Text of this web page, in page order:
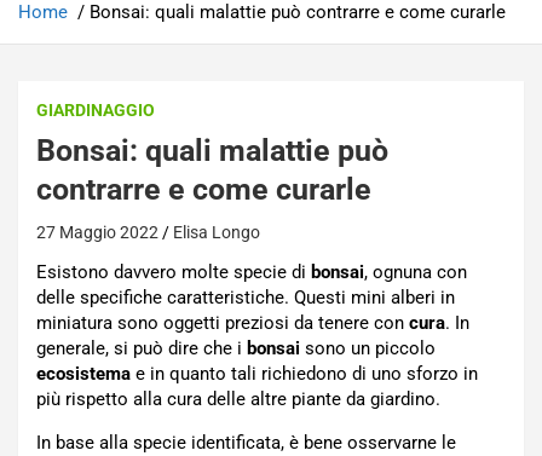
Home Bonsai: quali malattie può contrarre e come curarle
GIARDINAGGIO
Bonsai: quali malattie può
contrarre e come curarle
27 Maggio 2022 Elisa Longo
Esistono davvero molte specie di bonsai, ognuna con
delle specifiche caratteristiche. Questi mini alberi in
miniatura sono oggetti preziosi da tenere con cura. In
generale, si può dire che i bonsai sono un piccolo
ecosistema e in quanto tali richiedono di uno sforzo in
più rispetto alla cura delle altre piante da giardino.
In base alla specie identificata, è bene osservarne le